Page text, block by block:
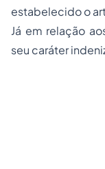
estabelecido o
Já em relação
seu caráter